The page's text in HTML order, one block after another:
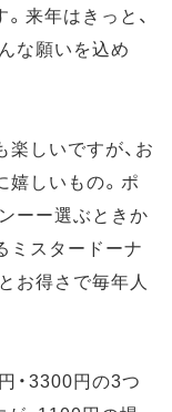
来年はきっと、
な願いを込め
しいですが、お
嬉しいもの。ポ
ーー選ぶときか
ミスタードーナ
お得さで毎年人
・3300円の3つ